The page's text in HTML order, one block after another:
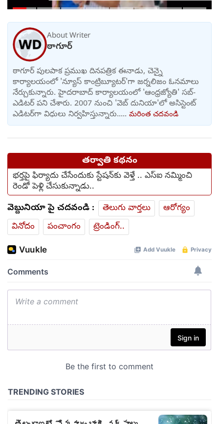
తిట్టించారా? సీజేపీ మెడకు
About Writer
ఠాగూర్
ఠాగూర్ పులపాక ప్రముఖ దినపత్రిక ఈనాడు, చెన్నై
కార్యాలయంలో 'న్యూస్ కాంట్రిబ్యూటర్‌'గా జర్నలిజం ఓనమాలు
నేర్చుకున్నారు. హైదరాబాద్ కార్యాలయంలో 'ఆంధ్రజ్యోతి' సబ్-
ఎడిటర్ పని చేశారు. 2007 నుంచి 'వెబ్ దునియా'లో అసిస్టెంట్
ఎడిటర్‌‌గా విధులు నిర్వహిస్తున్నారు..... మరింత చదవండి
తర్వాతి కథనం
భర్తపై ఫిర్యాదు చేసేందుకు స్టేషన్‌కు వెళ్తే .. ఎస్ఐ నమ్మించి
రెండో పెళ్లి చేసుకున్నాడు..
వెబ్దునియా పై చదవండి : తెలుగు వార్తలు
ఆరోగ్యం
వినోదం
పంచాంగం ట్రెండింగ్..